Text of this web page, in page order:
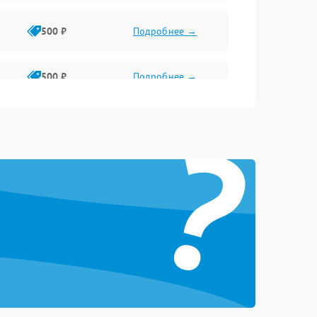
500 ₽ Подробнее →
500 ₽ Подробнее →
1500 ₽
Подробнее →
Подробнее →
?